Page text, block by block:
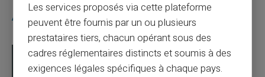
Articles similaires
Les services proposés via cette plateforme
peuvent être fournis par un ou plusieurs
prestataires tiers, chacun opérant sous des
cadres réglementaires distincts et soumis à des
exigences légales spécifiques à chaque pays.